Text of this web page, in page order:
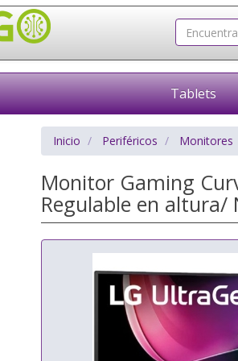
Tablets
Inicio Periféricos Monitores
Monitor Gaming
Regulable en altura/